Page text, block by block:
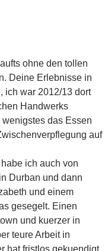
ohne den tollen
Deine Erlebnisse in
ich war 2012/13 dort
Handwerks
das Essen
auf
ich auch von
Durban und dann
und einem
gesegelt. Einen
und kuerzer in
teure Arbeit in
hat fristlos gekuendigt